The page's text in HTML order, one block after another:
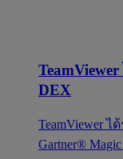
DEX
TeamViewer
Gartner®